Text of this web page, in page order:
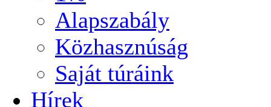
Alapszabály
Közhasznúság
Saját túráink
Hírek